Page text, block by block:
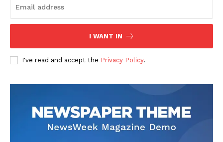
I WANT IN
I've read and accept the Privacy Policy.